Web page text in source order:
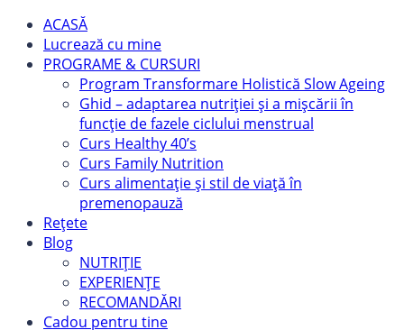
ACASĂ
Lucrează cu mine
PROGRAME & CURSURI
Program Transformare Holistică Slow Ageing
Ghid – adaptarea nutriției și a mișcării în
funcție de fazele ciclului menstrual
Curs Healthy 40’s
Curs Family Nutrition
Curs alimentație și stil de viață în
premenopauză
Rețete
Blog
NUTRIȚIE
EXPERIENȚE
RECOMANDĂRI
Cadou pentru tine